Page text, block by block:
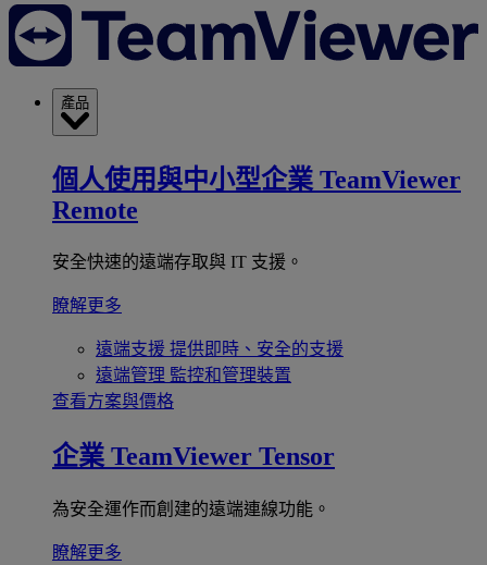
產品
個人使用與中小型企業 TeamViewer
Remote
安全快速的遠端存取與 IT 支援。
瞭解更多
遠端支援 提供即時、安全的支援
遠端管理 監控和管理裝置
查看方案與價格
企業 TeamViewer Tensor
為安全運作而創建的遠端連線功能。
瞭解更多